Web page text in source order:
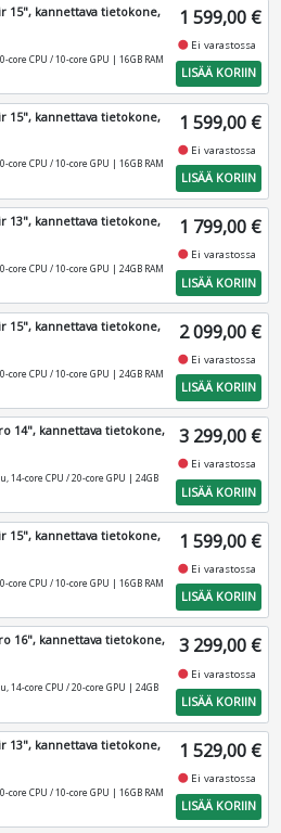
15", kannettava tietokone,
CPU / 10-core GPU | 16GB RAM
1 599,00 €
fiber_manual_record Ei varastossa
LISÄÄ KORIIN
15", kannettava tietokone,
CPU / 10-core GPU | 16GB RAM
1 599,00 €
fiber_manual_record Ei varastossa
LISÄÄ KORIIN
13", kannettava tietokone,
CPU / 10-core GPU | 24GB RAM
1 799,00 €
fiber_manual_record Ei varastossa
LISÄÄ KORIIN
15", kannettava tietokone,
CPU / 10-core GPU | 24GB RAM
2 099,00 €
fiber_manual_record Ei varastossa
LISÄÄ KORIIN
14", kannettava tietokone,
core CPU / 20-core GPU | 24GB
3 299,00 €
fiber_manual_record Ei varastossa
LISÄÄ KORIIN
15", kannettava tietokone,
CPU / 10-core GPU | 16GB RAM
1 599,00 €
fiber_manual_record Ei varastossa
LISÄÄ KORIIN
16", kannettava tietokone,
core CPU / 20-core GPU | 24GB
3 299,00 €
fiber_manual_record Ei varastossa
LISÄÄ KORIIN
13", kannettava tietokone,
CPU / 10-core GPU | 16GB RAM
1 529,00 €
fiber_manual_record Ei varastossa
LISÄÄ KORIIN